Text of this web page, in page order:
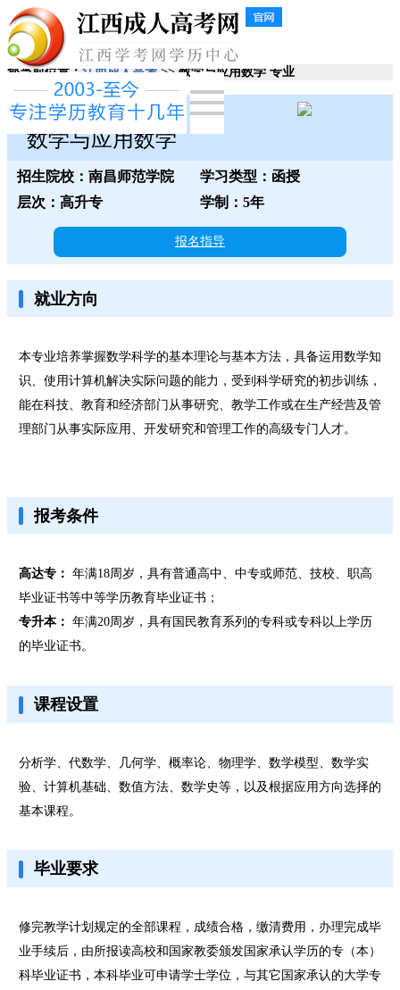
您当前位置： 江西成人高考 >> 数学与应用数学 专业
南昌师范学院
数学与应用数学
招生院校：南昌师范学院
学习类型：函授
层次：高升专
学制：5年
报名指导
就业方向
本专业培养掌握数学科学的基本理论与基本方法，具备运用数学知
识、使用计算机解决实际问题的能力，受到科学研究的初步训练，
能在科技、教育和经济部门从事研究、教学工作或在生产经营及管
理部门从事实际应用、开发研究和管理工作的高级专门人才。
报考条件
高达专： 年满18周岁，具有普通高中、中专或师范、技校、职高
毕业证书等中等学历教育毕业证书；
专升本： 年满20周岁，具有国民教育系列的专科或专科以上学历
的毕业证书。
课程设置
分析学、代数学、几何学、概率论、物理学、数学模型、数学实
验、计算机基础、数值方法、数学史等，以及根据应用方向选择的
基本课程。
毕业要求
修完教学计划规定的全部课程，成绩合格，缴清费用，办理完成毕
业手续后，由所报读高校和国家教委颁发国家承认学历的专（本）
科毕业证书，本科毕业可申请学士学位，与其它国家承认的大学专